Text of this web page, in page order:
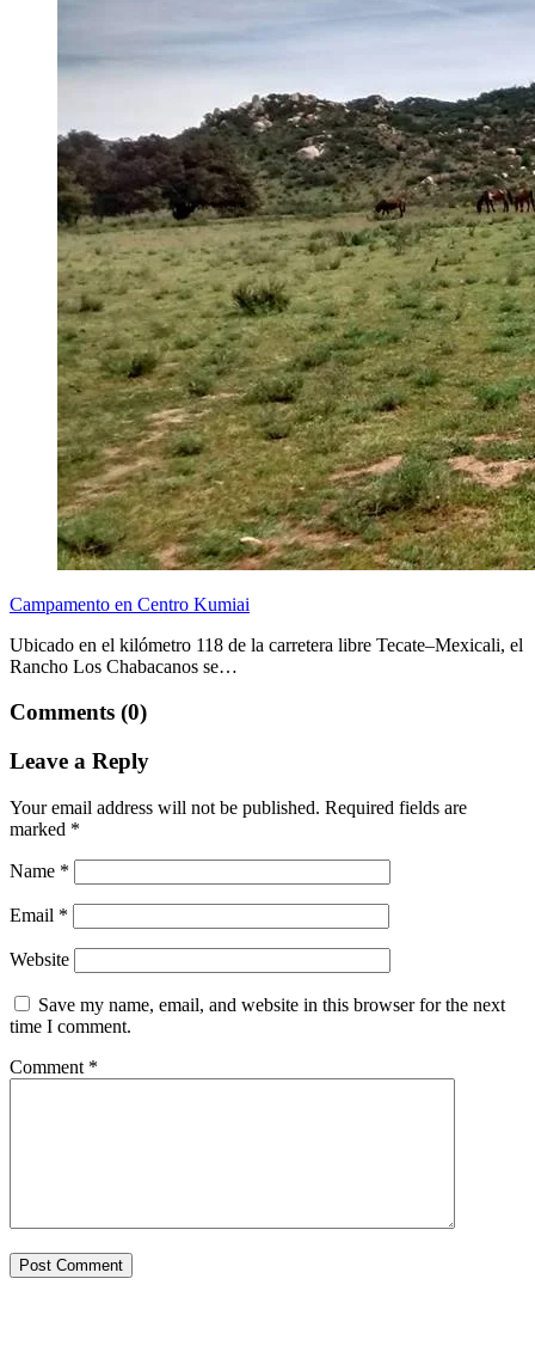
Campamento en Centro Kumiai
Ubicado en el kilómetro 118 de la carretera libre Tecate–Mexicali, el
Rancho Los Chabacanos se…
Comments (0)
Leave a Reply
Your email address will not be published. Required fields are
marked *
Name *
Email *
Website
Save my name, email, and website in this browser for the next
time I comment.
Comment *